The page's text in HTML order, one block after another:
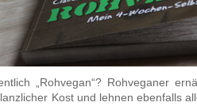
„Rohvegan“? Rohveganer
Kost und lehnen ebenfalls